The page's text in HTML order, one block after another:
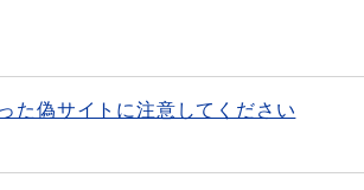
た偽サイトに注意してください